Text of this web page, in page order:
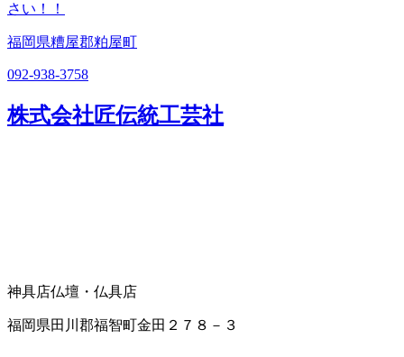
さい！！
福岡県糟屋郡粕屋町
092-938-3758
株式会社匠伝統工芸社
神具店仏壇・仏具店
福岡県田川郡福智町金田２７８－３